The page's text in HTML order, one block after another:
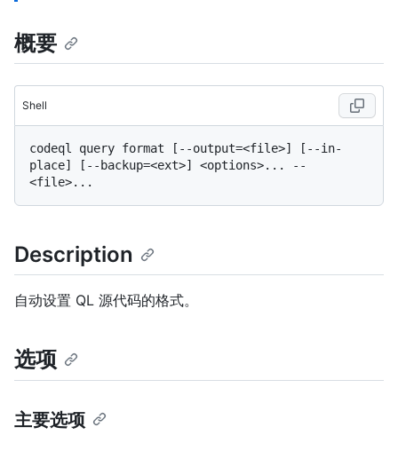
概要
Shell
codeql query format [--output=<file>] [--in-
place] [--backup=<ext>] <options>... --
Description
自动设置 QL 源代码的格式。
选项
主要选项